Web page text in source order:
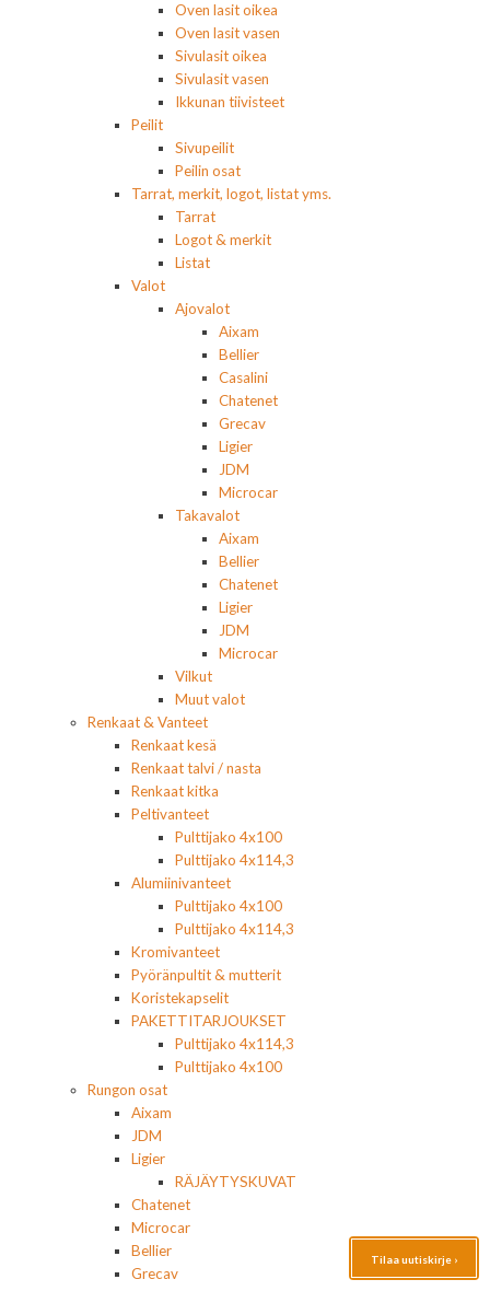
Oven lasit oikea
Oven lasit vasen
Sivulasit oikea
Sivulasit vasen
Ikkunan tiivisteet
Peilit
Sivupeilit
Peilin osat
Tarrat, merkit, logot, listat yms.
Tarrat
Logot & merkit
Listat
Valot
Ajovalot
Aixam
Bellier
Casalini
Chatenet
Grecav
Ligier
JDM
Microcar
Takavalot
Aixam
Bellier
Chatenet
Ligier
JDM
Microcar
Vilkut
Muut valot
Renkaat & Vanteet
Renkaat kesä
Renkaat talvi / nasta
Renkaat kitka
Peltivanteet
Pulttijako 4x100
Pulttijako 4x114,3
Alumiinivanteet
Pulttijako 4x100
Pulttijako 4x114,3
Kromivanteet
Pyöränpultit & mutterit
Koristekapselit
PAKETTITARJOUKSET
Pulttijako 4x114,3
Pulttijako 4x100
Rungon osat
Aixam
JDM
Ligier
RÄJÄYTYSKUVAT
Chatenet
Microcar
Bellier
Grecav
Tilaa uutiskirje ›